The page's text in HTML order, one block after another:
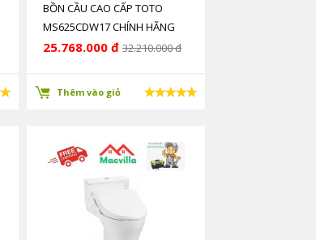
BỒN CẦU CAO CẤP TOTO
MS625CDW17 CHÍNH HÃNG
GIÁ RẺ
25.768.000 đ 32.210.000 đ
Thêm vào giỏ